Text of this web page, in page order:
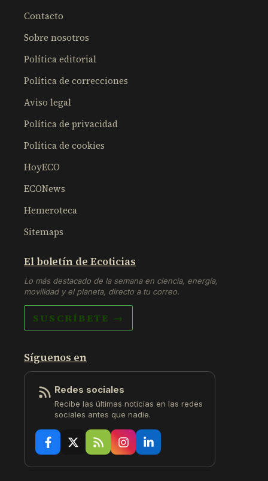
Contacto
Sobre nosotros
Política editorial
Política de correcciones
Aviso legal
Política de privacidad
Política de cookies
HoyECO
ECONews
Hemeroteca
Sitemaps
El boletín de Ecoticias
Lo más destacado de la semana en ciencia, energía,
movilidad y el planeta, directo a tu correo.
SUSCRÍBETE →
Síguenos en
Redes sociales
Recibe las últimas noticias en las redes
sociales antes que nadie.